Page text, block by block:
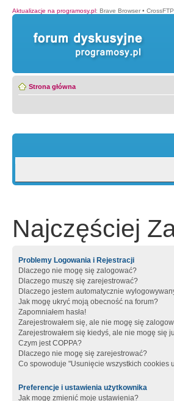
Aktualizacje na programosy.pl: Brave Browser •
Strona główna
Najczęściej
Problemy Logowania i Rejestracji
Dlaczego nie mogę się zalogować?
Dlaczego muszę się zarejestrować?
Dlaczego jestem automatycznie
Jak mogę ukryć moją obecność na forum?
Zapomniałem hasła!
Zarejestrowałem się, ale nie mogę się
Zarejestrowałem się kiedyś, ale nie mogę się
Czym jest COPPA?
Dlaczego nie mogę się zarejestrować?
Co spowoduje "Usunięcie wszystkich cookies
Preferencje i ustawienia użytkownika
Jak mogę zmienić moje ustawienia?